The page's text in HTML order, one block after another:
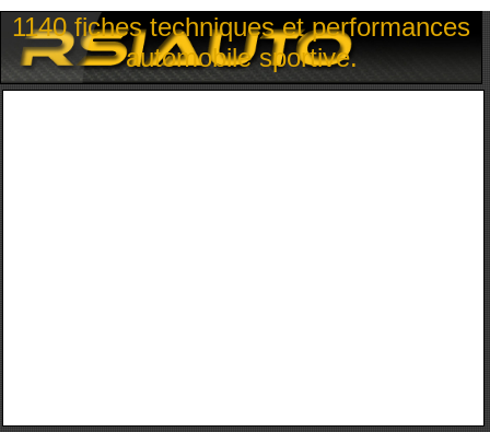
1140 fiches techniques et performances
automobile sportive.